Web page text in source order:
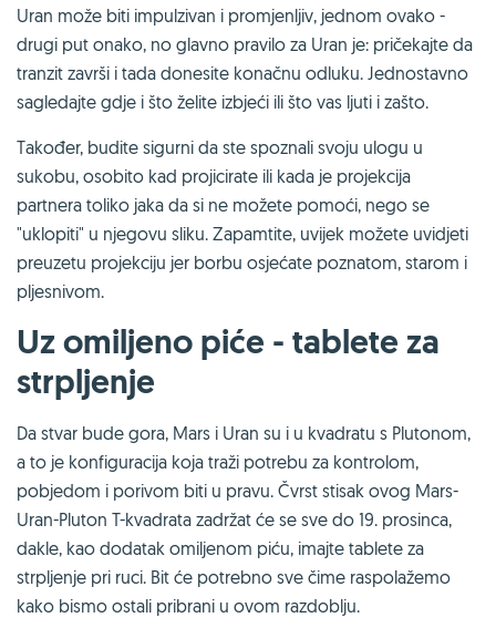
Uran može biti impulzivan i promjenljiv, jednom ovako -
drugi put onako, no glavno pravilo za Uran je: pričekajte da
tranzit završi i tada donesite konačnu odluku. Jednostavno
sagledajte gdje i što želite izbjeći ili što vas ljuti i zašto.
Također, budite sigurni da ste spoznali svoju ulogu u
sukobu, osobito kad projicirate ili kada je projekcija
partnera toliko jaka da si ne možete pomoći, nego se
"uklopiti" u njegovu sliku. Zapamtite, uvijek možete uvidjeti
preuzetu projekciju jer borbu osjećate poznatom, starom i
pljesnivom.
Uz omiljeno piće - tablete za
strpljenje
Da stvar bude gora, Mars i Uran su i u kvadratu s Plutonom,
a to je konfiguracija koja traži potrebu za kontrolom,
pobjedom i porivom biti u pravu. Čvrst stisak ovog Mars-
Uran-Pluton T-kvadrata zadržat će se sve do 19. prosinca,
dakle, kao dodatak omiljenom piću, imajte tablete za
strpljenje pri ruci. Bit će potrebno sve čime raspolažemo
kako bismo ostali pribrani u ovom razdoblju.